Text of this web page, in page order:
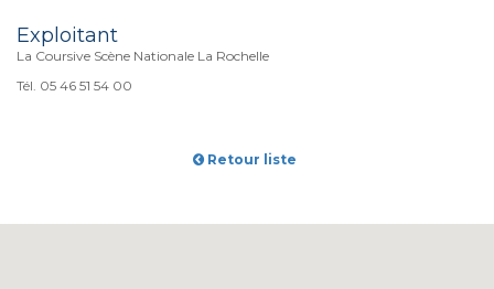
Exploitant
La Coursive Scène Nationale La Rochelle
Tél. 05 46 51 54 00
Retour liste